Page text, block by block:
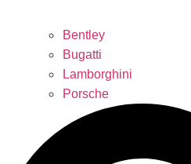
Bentley
Bugatti
Lamborghini
Porsche